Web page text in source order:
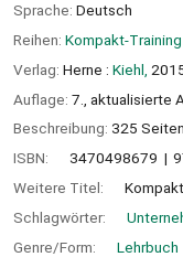
Sprache: Deutsch
Reihen: Kompakt-
Verlag: Herne : Kiehl,
Auflage: 7., aktualisierte
Beschreibung: 325
ISBN:
3470498679
Weitere Titel:
Schlagwörter:
Genre/Form:
Lehrbuch